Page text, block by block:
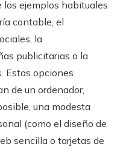
los ejemplos habituales
contable, el
la
publicitarias o la
Estas opciones
de un ordenador,
una modesta
(como el diseño de
sencilla o tarjetas de